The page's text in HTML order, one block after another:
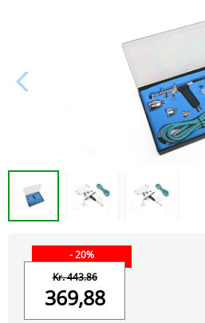
- 20%
Kr. 443.86
369,88